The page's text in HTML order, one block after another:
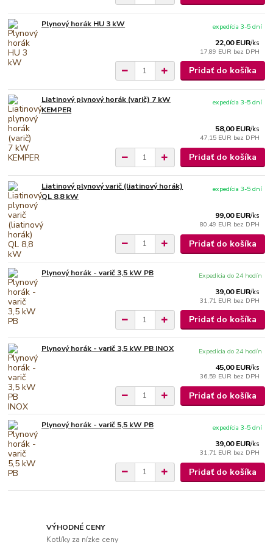
Plynový horák HU 3 kW
22,00 EUR/ks
17,89 EUR bez DPH
expedícia 3-5 dní
Pridať do košíka
Liatinový plynový horák (varič) 7 kW
KEMPER
58,00 EUR/ks
47,15 EUR bez DPH
expedícia 3-5 dní
Pridať do košíka
Liatinový plynový varič (liatinový horák)
QL 8,8 kW
99,00 EUR/ks
80,49 EUR bez DPH
expedícia 3-5 dní
Pridať do košíka
Plynový horák - varič 3,5 kW PB
39,00 EUR/ks
31,71 EUR bez DPH
Expedícia do 24 hodín
Pridať do košíka
Plynový horák - varič 3,5 kW PB INOX
45,00 EUR/ks
36,59 EUR bez DPH
Expedícia do 24 hodín
Pridať do košíka
Plynový horák - varič 5,5 kW PB
39,00 EUR/ks
31,71 EUR bez DPH
expedícia 3-5 dní
Pridať do košíka
VÝHODNÉ CENY
Kotlíky za nízke ceny